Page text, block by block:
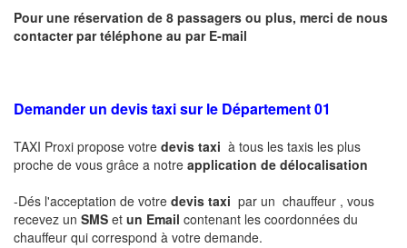
Pour une réservation de 8 passagers ou plus, merci de nous
contacter par téléphone au par E-mail
Demander un devis taxi sur le Département 01
TAXI Proxi propose votre devis taxi à tous les taxis les plus
proche de vous grâce a notre application de délocalisation
-Dés l'acceptation de votre devis taxi par un chauffeur , vous
recevez un SMS et un Email contenant les coordonnées du
chauffeur qui correspond à votre demande.